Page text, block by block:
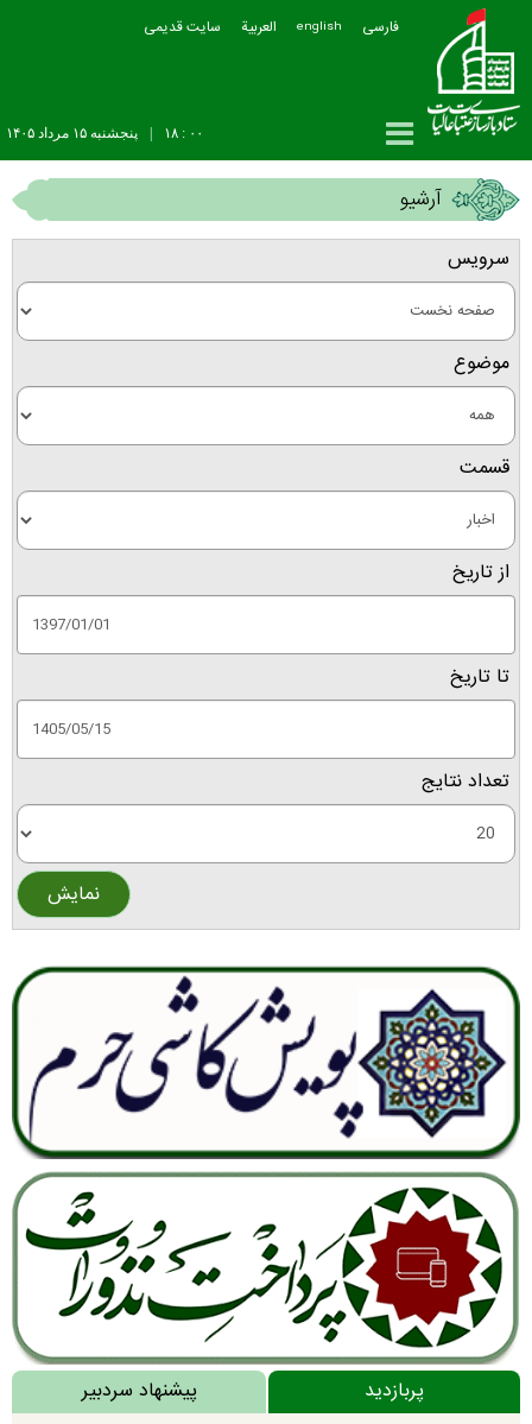
فارسی english العربیة سایت قدیمی
پنجشنبه ۱۵ مرداد ۱۴۰۵ ۰۰ : ۱۸
آرشیو
سرویس
موضوع
قسمت
از تاريخ
تا تاریخ
تعداد نتايج
پربازدید پیشنهاد سردبیر